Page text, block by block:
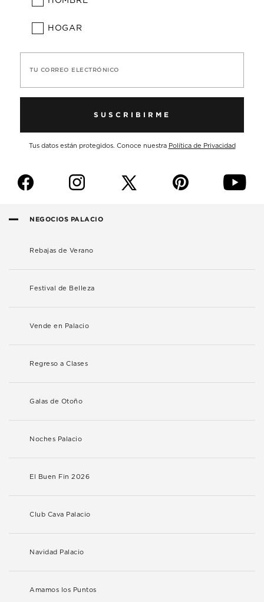
HOGAR
TU CORREO ELECTRÓNICO
SUSCRIBIRME
Tus datos están protegidos. Conoce nuestra Política de Privacidad
f i p y
NEGOCIOS PALACIO
Rebajas de Verano
Festival de Belleza
Vende en Palacio
Regreso a Clases
Galas de Otoño
Noches Palacio
El Buen Fin 2026
Club Cava Palacio
Navidad Palacio
Amamos los Puntos